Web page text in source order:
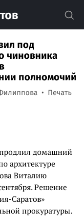
под
чиновника
полномочий
Печать
домашний
архитектуре
Виталию
Решение
Саратов»
прокуратуры.